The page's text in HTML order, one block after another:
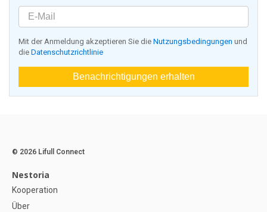
Mit der Anmeldung akzeptieren Sie die Nutzungsbedingungen und
die Datenschutzrichtlinie
Benachrichtigungen erhalten
© 2026 Lifull Connect
Nestoria
Kooperation
Über